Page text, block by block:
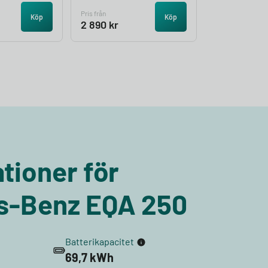
Köp Pris från
2 890 kr
Köp
för
Benz EQA 250
Batterikapacitet
69,7 kWh